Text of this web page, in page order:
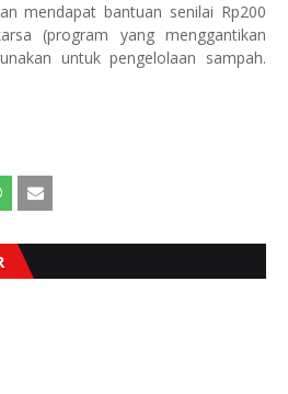
mendapat bantuan senilai Rp200
(program yang menggantikan
untuk pengelolaan sampah.